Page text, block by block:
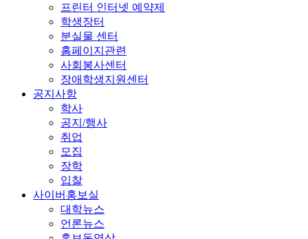
프린터 인터넷 예약제
학생장터
분실물 센터
홈페이지관련
사회봉사센터
장애학생지원센터
공지사항
학사
공지/행사
취업
모집
장학
입찰
사이버홍보실
대학뉴스
언론뉴스